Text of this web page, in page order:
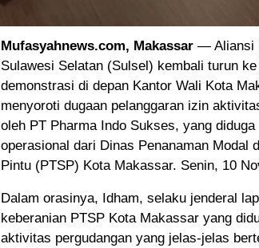
Mufasyahnews.com, Makassar — Aliansi
Sulawesi Selatan (Sulsel) kembali turun
demonstrasi di depan Kantor Wali Kota
menyoroti dugaan pelanggaran izin
oleh PT Pharma Indo Sukses, yang
operasional dari Dinas Penanaman Modal
Pintu (PTSP) Kota Makassar. Senin, 10
Dalam orasinya, Idham, selaku jenderal
keberanian PTSP Kota Makassar yang
aktivitas pergudangan yang jelas-jelas